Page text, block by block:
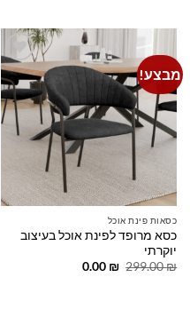
מבצע!
Add to
wishlist
כסאות פינת אוכל
כסא מרופד לפינת אוכל בעיצוב
יוקרתי
299.00₪
המחיר
0.00 ₪
המחיר